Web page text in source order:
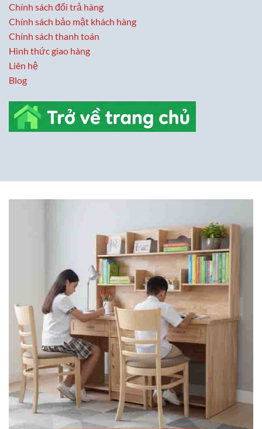
Chính sách đổi trả hàng
Chính sách bảo mật khách hàng
Chính sách thanh toán
Hình thức giao hàng
Liên hệ
Blog